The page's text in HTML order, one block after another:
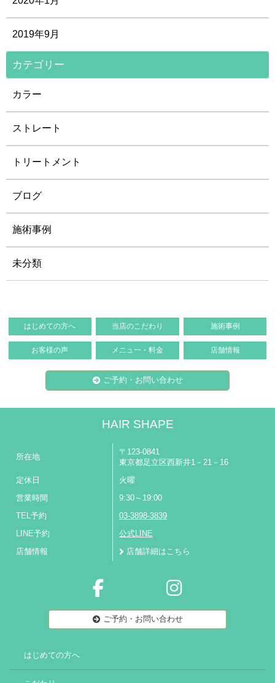
2019年9月
カテゴリー
カラー
ストレート
トリートメント
ブログ
施術事例
未分類
はじめての方へ 当店のこだわり 施術事例
お客様の声 メニュー・料金 店舗情報
ご予約・お問い合わせ
HAIR SHAPE
所在地
〒123-0841
東京都足立区西新井1－21－16
定休日 火曜
営業時間 9:30～19:00
TEL予約 03-3898-3839
LINE予約 公式LINE
店舗情報 店舗詳細はこちら
ご予約・お問い合わせ
はじめての方へ